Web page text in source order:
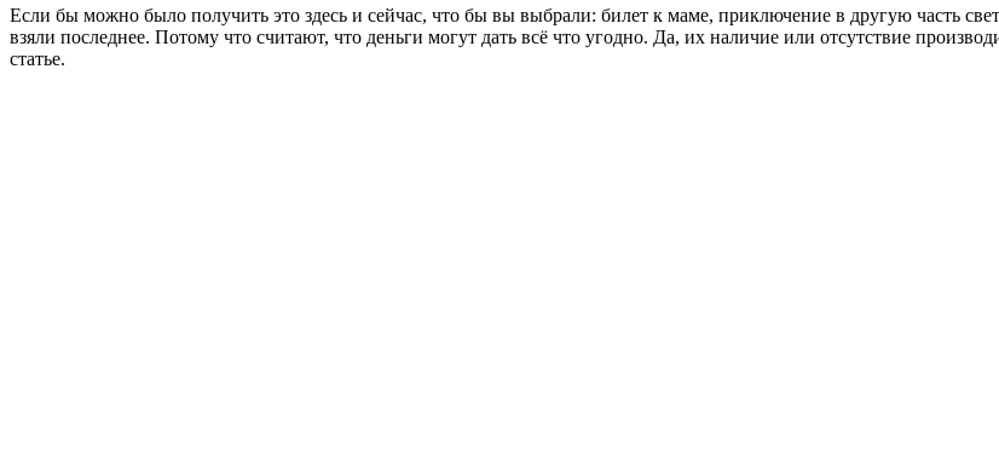
Если бы можно было получить это здесь и сейчас, что бы вы выбрали: билет к маме, приключение в другую часть
взяли последнее. Потому что считают, что деньги могут дать всё что угодно. Да, их наличие или отсутствие
статье.